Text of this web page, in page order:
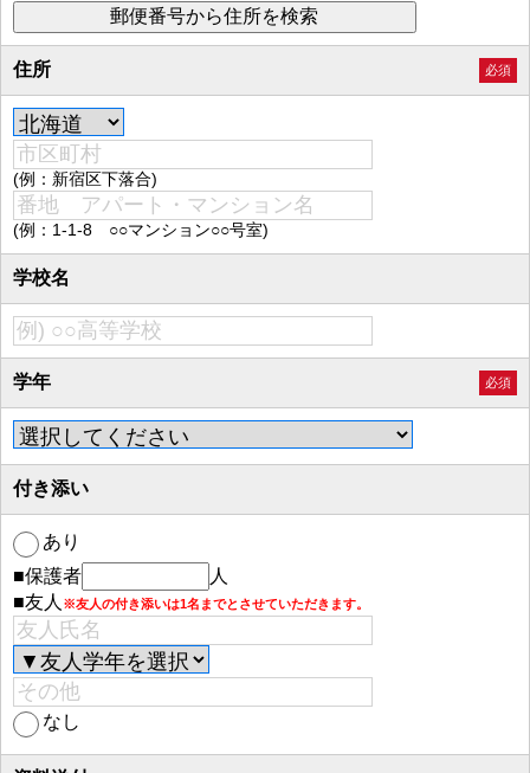
住所 必須
(例：新宿区下落合)
(例：1-1-8 ○○マンション○○号室)
学校名
学年 必須
付き添い
あり
■保護者
人
■友人 ※友人の付き添いは1名までとさせていただきます。
なし